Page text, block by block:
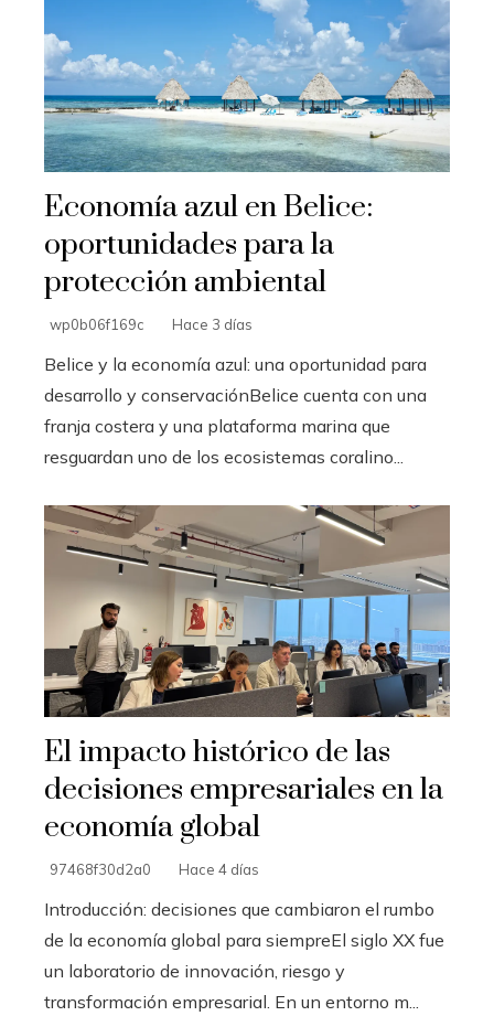
Economía azul en Belice:
oportunidades para la
protección ambiental
wp0b06f169c Hace 3 días
Belice y la economía azul: una oportunidad para
desarrollo y conservaciónBelice cuenta con una
franja costera y una plataforma marina que
resguardan uno de los ecosistemas coralino...
El impacto histórico de las
decisiones empresariales en la
economía global
97468f30d2a0 Hace 4 días
Introducción: decisiones que cambiaron el rumbo
de la economía global para siempreEl siglo XX fue
un laboratorio de innovación, riesgo y
transformación empresarial. En un entorno m...